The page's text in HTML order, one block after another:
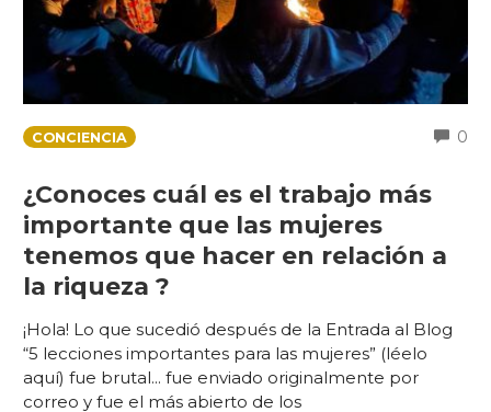
CONCIENCIA 0
¿Conoces cuál es el trabajo más
importante que las mujeres
tenemos que hacer en relación a
la riqueza ?
¡Hola! Lo que sucedió después de la Entrada al Blog
“5 lecciones importantes para las mujeres” (léelo
aquí) fue brutal... fue enviado originalmente por
correo y fue el más abierto de los